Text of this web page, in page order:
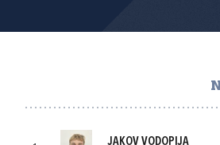
JAKOV VODOPIJA